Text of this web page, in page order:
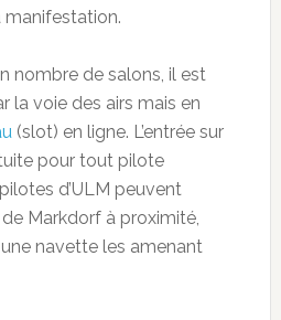
manifestation.
nombre de salons, il est
la voie des airs mais en
(slot) en ligne. L’entrée sur
pour tout pilote
d’ULM peuvent
Markdorf à proximité,
navette les amenant